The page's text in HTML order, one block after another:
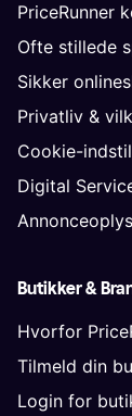
PriceRunner
Ofte stillede
Sikker
Privatliv &
Cookie-
Digital
Butikker &
Hvorfor
Tilmeld din
Login for